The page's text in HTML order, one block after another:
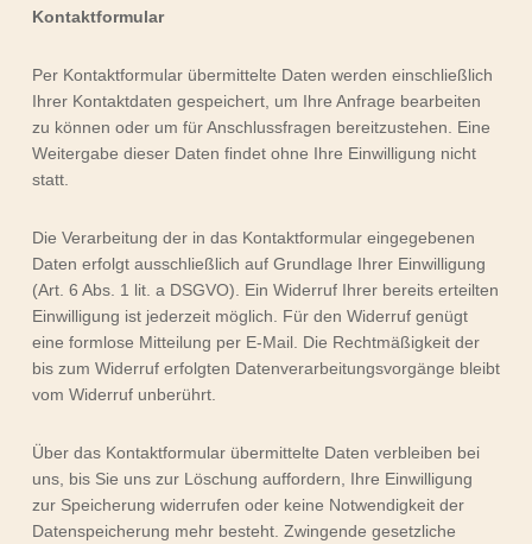
Kontaktformular
Per Kontaktformular übermittelte Daten werden einschließlich
Ihrer Kontaktdaten gespeichert, um Ihre Anfrage bearbeiten
zu können oder um für Anschlussfragen bereitzustehen. Eine
Weitergabe dieser Daten findet ohne Ihre Einwilligung nicht
statt.
Die Verarbeitung der in das Kontaktformular eingegebenen
Daten erfolgt ausschließlich auf Grundlage Ihrer Einwilligung
(Art. 6 Abs. 1 lit. a DSGVO). Ein Widerruf Ihrer bereits erteilten
Einwilligung ist jederzeit möglich. Für den Widerruf genügt
eine formlose Mitteilung per E-Mail. Die Rechtmäßigkeit der
bis zum Widerruf erfolgten Datenverarbeitungsvorgänge bleibt
vom Widerruf unberührt.
Über das Kontaktformular übermittelte Daten verbleiben bei
uns, bis Sie uns zur Löschung auffordern, Ihre Einwilligung
zur Speicherung widerrufen oder keine Notwendigkeit der
Datenspeicherung mehr besteht. Zwingende gesetzliche